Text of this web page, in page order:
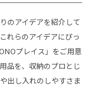
のアイデアを紹介して
れらのアイデアにぴっ
プレイス」をご用意
品を、収納のプロとじ
出し入れのしやすさま